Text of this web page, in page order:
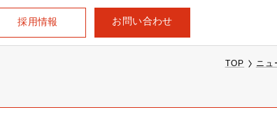
採用情報 お問い合わせ
TOP ニュ